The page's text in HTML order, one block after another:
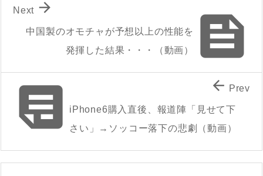

中国製のオモチャが予想以上の性能を
発揮した結果・・・（動画）

Next
iPhone6購入直後、報道陣「見せて下
さい」→ソッコー落下の悲劇（動画）
 Prev